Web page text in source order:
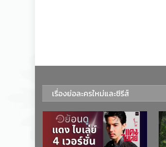
เรื่องย่อละครใหม่และซีรีส์